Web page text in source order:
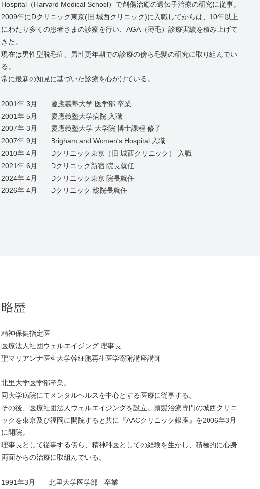
Hospital（Harvard Medical School）で創傷治癒の遺伝子治療の研究に従事。
2009年にDクリニック東京(旧 城西クリニック)に入職してからは、10年以上
にわたり多くの患者さまの診察を行い、AGA（薄毛）診療実績を積み上げて
きた。
現在は男性型脱毛症、男性更年期での診療の傍ら毛髪の研究に取り組んでい
る。
常に最新の知見に基づいた診療を心がけている。
2001年 3月
慶應義塾大学 医学部 卒業
2001年 5月
慶應義塾大学病院 入職
2007年 3月
慶應義塾大学 大学院 博士課程 修了
2007年 9月
Brigham and Women's Hospital 入職
2010年 4月
Dクリニック東京（旧 城西クリニック） 入職
2021年 6月
Dクリニック新宿 院長就任
2024年 4月
Dクリニック東京 院長就任
2026年 4月
Dクリニック 総院長就任
略歴
精神保健指定医
医療法人社団ウェルエイジング 理事長
聖マリアンナ医科大学幹細胞再生医学寄附講座講師
北里大学医学部卒業。
同大学病院にてメンタルヘルスを中心とする医療に従事する。
その後、医療社団法人ウェルエイジングを設立。頭髪治療専門の城西クリニ
ックを東京及び福岡に開院すると共に『AACクリニック銀座』を2006年3月
に開院。
理事長として従事する傍ら、精神科医としての経験を生かし、積極的に心身
両面からの治療に取組んでいる。
1991年3月
北里大学医学部 卒業